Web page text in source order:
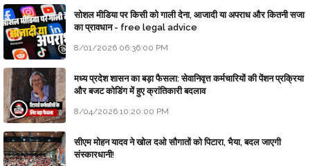
सोशल मीडिया पर किसी को गाली देना, आजादी या अपराध और कितनी सजा
का प्रावधान - free legal advice
8/01/2026 06:36:00 PM
मध्य प्रदेश शासन का बड़ा फैसला: सेवानिवृत्त कर्मचारियों की पेंशन प्रक्रिया
और बजट कोडिंग में हुए क्रांतिकारी बदलाव
8/04/2026 10:20:00 PM
सीएम मोहन यादव ने खोल दओ सौगातों को पिटारा, भैया, बदल जाएगी
संस्कारधानी!